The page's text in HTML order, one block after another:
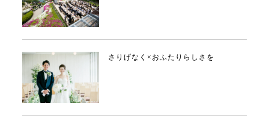
さりげなく×おふたりらしさを